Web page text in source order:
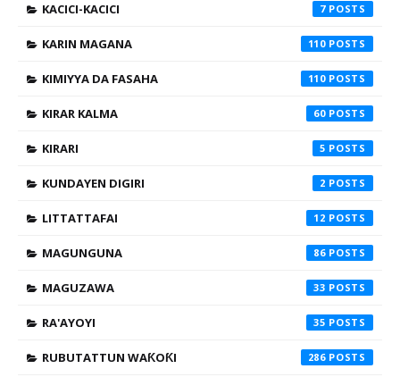
KACICI-KACICI 7
KARIN MAGANA 110
KIMIYYA DA FASAHA 110
KIRAR KALMA 60
KIRARI 5
KUNDAYEN DIGIRI 2
LITTATTAFAI 12
MAGUNGUNA 86
MAGUZAWA 33
RA'AYOYI 35
RUBUTATTUN WAƘOƘI 286